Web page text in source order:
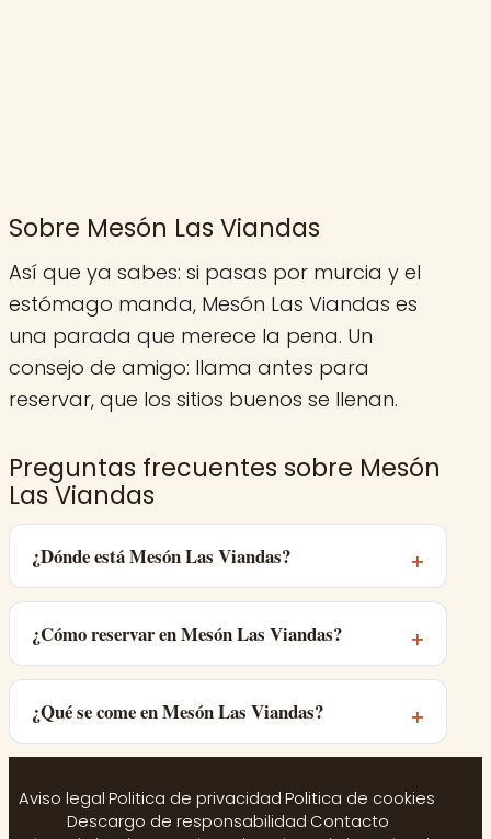
Sobre Mesón Las Viandas
Así que ya sabes: si pasas por murcia y el
estómago manda, Mesón Las Viandas es
una parada que merece la pena. Un
consejo de amigo: llama antes para
reservar, que los sitios buenos se llenan.
Preguntas frecuentes sobre Mesón
Las Viandas
¿Dónde está Mesón Las Viandas?
¿Cómo reservar en Mesón Las Viandas?
¿Qué se come en Mesón Las Viandas?
Aviso legal·Politica de privacidad·Politica de cookies·
Descargo de responsabilidad·Contacto